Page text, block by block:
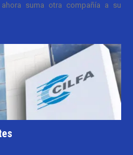
suma otra compañía a su